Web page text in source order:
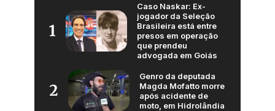
1
Caso Naskar: Ex-
jogador da Seleção
Brasileira está entre
presos em operação
que prendeu
advogada em Goiás
2
Genro da deputada
Magda Mofatto morre
após acidente de
moto, em Hidrolândia